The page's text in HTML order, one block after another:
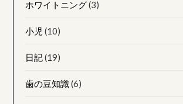
ホワイトニング(3)
小児 (10)
日記(19)
歯の豆知識(6)